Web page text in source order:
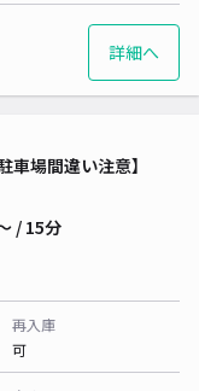
詳細へ
場間違い注意】
/ 15分
再入庫
可